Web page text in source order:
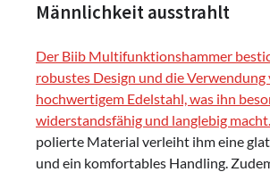
Männlichkeit ausstrahlt
Der Biib Multifunktionshammer
robustes Design und die Verwendung
hochwertigem Edelstahl, was ihn
widerstandsfähig und langlebig macht.
polierte Material verleiht ihm eine
und ein komfortables Handling.